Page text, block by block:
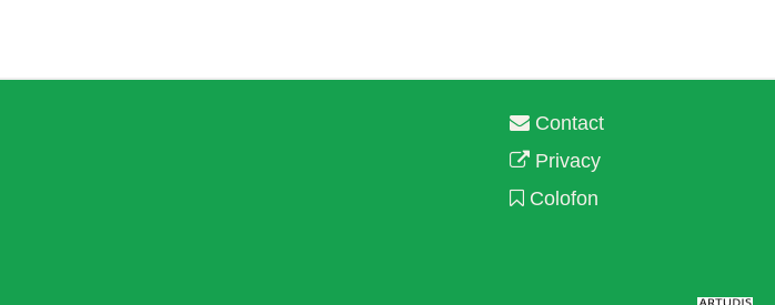
Contact
Privacy
Colofon